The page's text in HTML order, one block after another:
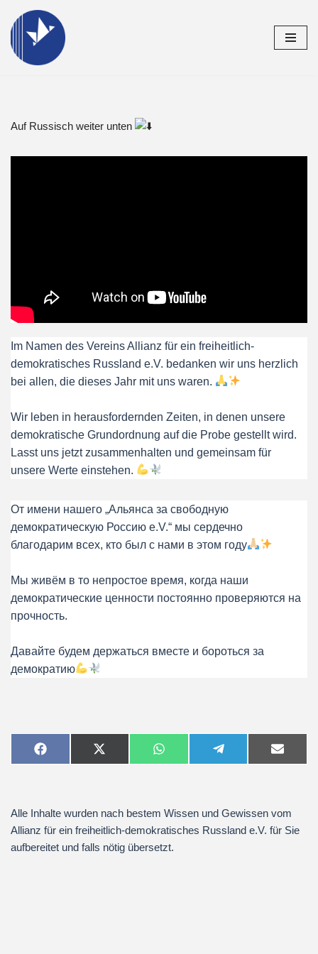
Zum
Inhalt
Auf Russisch weiter unten
Im Namen des Vereins Allianz für ein freiheitlich-
demokratisches Russland e.V. bedanken wir uns herzlich
bei allen, die dieses Jahr mit uns waren.
Wir leben in herausfordernden Zeiten, in denen unsere
demokratische Grundordnung auf die Probe gestellt wird.
Lasst uns jetzt zusammenhalten und gemeinsam für
unsere Werte einstehen.
От имени нашего „Альянса за свободную
демократическую Россию e.V.“ мы сердечно
благодарим всех, кто был с нами в этом году
Мы живём в то непростое время, когда наши
демократические ценности постоянно проверяются на
прочность.
Давайте будем держаться вместе и бороться за
демократию
Alle Inhalte wurden nach bestem Wissen und Gewissen vom
Allianz für ein freiheitlich-demokratisches Russland e.V. für Sie
aufbereitet und falls nötig übersetzt.